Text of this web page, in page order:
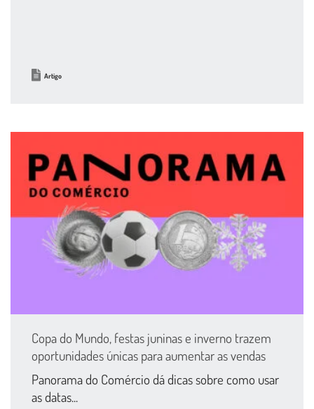
Artigo
Copa do Mundo, festas juninas e inverno trazem
oportunidades únicas para aumentar as vendas
Panorama do Comércio dá dicas sobre como usar
as datas...